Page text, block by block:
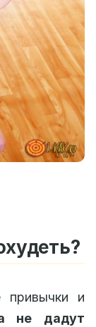
привычки и
не дадут